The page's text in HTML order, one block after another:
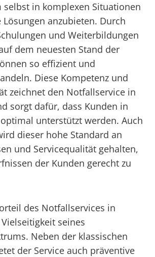
selbst in komplexen Situationen
anzubieten. Durch
und Weiterbildungen
dem neuesten Stand der
so effizient und
Diese Kompetenz und
zeichnet den Notfallservice in
sorgt dafür, dass Kunden in
unterstützt werden. Auch
dieser hohe Standard an
und Servicequalität gehalten,
der Kunden gerecht zu
des Notfallservices in
seines
Neben der klassischen
der Service auch präventive